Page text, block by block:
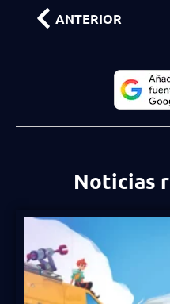
ANTERIOR
Noticias